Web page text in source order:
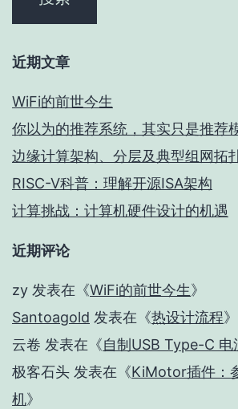
近期文章
WiFi的前世今生
你以为的推荐系统，其实只是推荐
边缘计算架构、分层及典型组网拓
RISC-V科普：理解开源ISA架构
计算挑战：计算机硬件设计的机遇
近期评论
zy 发表在《WiFi的前世今生》
Santoagold 发表在《热设计流程》
云卷 发表在《自制USB Type-C 电
极客石头 发表在《KiMotor插件：
机》